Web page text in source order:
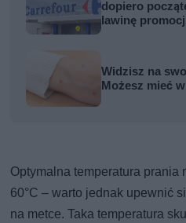
dopiero
lawinę
Widzisz na
Możesz mieć
Optymalna temperatura prania
60°C – warto jednak upewnić
na metce. Taka temperatura